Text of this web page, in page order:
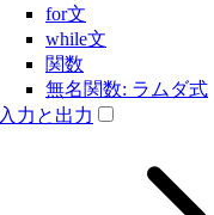
for文
while文
関数
無名関数: ラムダ式
入力と出力